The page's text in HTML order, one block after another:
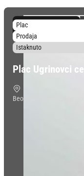
Plac
Prodaja
Istaknuto
Plac Ugrinovci
Beograd / Zemun /
330.000 €